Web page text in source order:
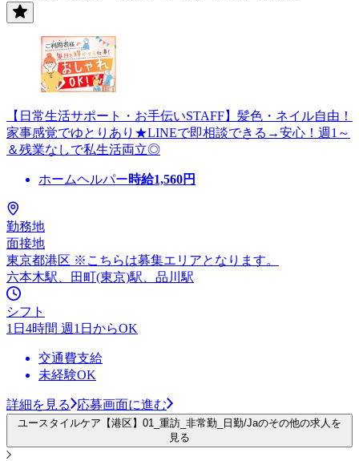
【日常生活サポート・お手伝いSTAFF】髪色・ネイル自由！
家事感覚でゆとりあり★LINEで即相談できる→安心！週1～
＆残業なしで私生活両立◎
ホームヘルパー時給1,560円
勤務地
面接地
東京都港区 ※こちらは募集エリアとなります。
六本木駅、田町(東京)駅、品川駅
シフト
1日4時間 週1日からOK
交通費支給
未経験OK
詳細を見る 応募画面に進む
ユースタイルケア【港区】01_重訪_非常勤_日勤/Jaのその他の求人を
見る